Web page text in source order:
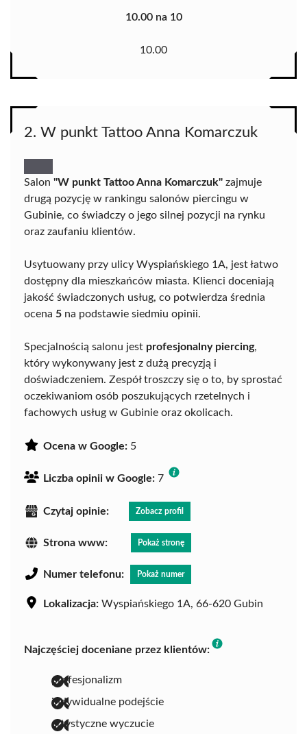
10.00 na 10
10.00
2. W punkt Tattoo Anna Komarczuk
Salon "W punkt Tattoo Anna Komarczuk" zajmuje
drugą pozycję w rankingu salonów piercingu w
Gubinie, co świadczy o jego silnej pozycji na rynku
oraz zaufaniu klientów.
Usytuowany przy ulicy Wyspiańskiego 1A, jest łatwo
dostępny dla mieszkańców miasta. Klienci doceniają
jakość świadczonych usług, co potwierdza średnia
ocena 5 na podstawie siedmiu opinii.
Specjalnością salonu jest profesjonalny piercing,
który wykonywany jest z dużą precyzją i
doświadczeniem. Zespół troszczy się o to, by sprostać
oczekiwaniom osób poszukujących rzetelnych i
fachowych usług w Gubinie oraz okolicach.
Ocena w Google: 5
Liczba opinii w Google: 7
Czytaj opinie: Zobacz profil
Strona www: Pokaż stronę
Numer telefonu: Pokaż numer
Lokalizacja: Wyspiańskiego 1A, 66-620 Gubin
Najczęściej doceniane przez klientów:
profesjonalizm
indywidualne podejście
artystyczne wyczucie